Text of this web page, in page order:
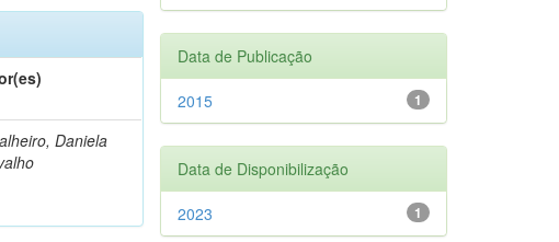
Daniela
Data de Publicação
1
2015
Data de Disponibilização
1
2023